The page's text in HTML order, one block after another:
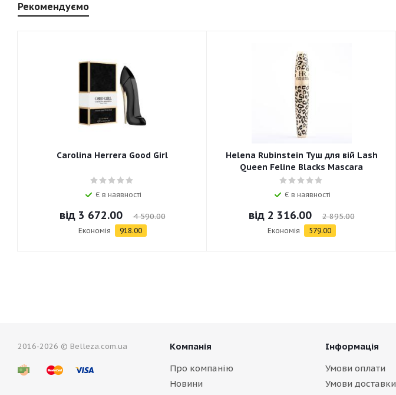
Рекомендуємо
Carolina Herrera Good Girl
Є в наявності
від 3 672.00 4 590.00
Економія 918.00
Helena Rubinstein Туш для вій Lash
Queen Feline Blacks Mascara
Є в наявності
від 2 316.00 2 895.00
Економія 579.00
2016-2026 © Belleza.com.ua
Компанія
Про компанію
Новини
Інформація
Умови оплати
Умови доставки